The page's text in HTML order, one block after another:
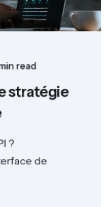
read
stratégie
?
de